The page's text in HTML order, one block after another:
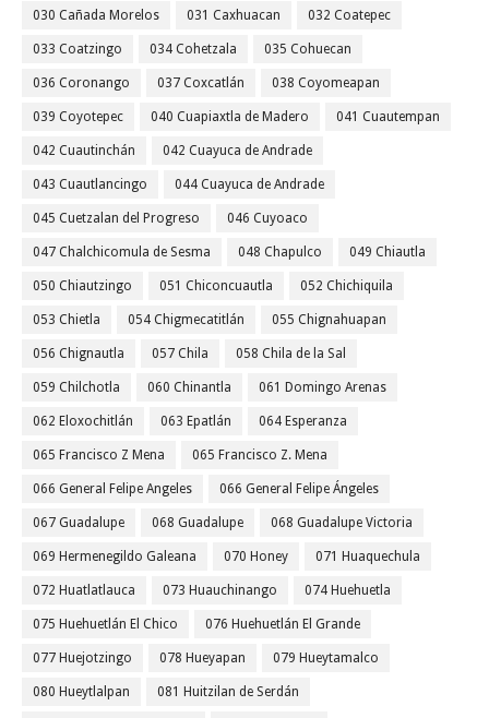
030 Cañada Morelos 031 Caxhuacan 032 Coatepec
033 Coatzingo 034 Cohetzala 035 Cohuecan
036 Coronango 037 Coxcatlán 038 Coyomeapan
039 Coyotepec 040 Cuapiaxtla de Madero 041 Cuautempan
042 Cuautinchán 042 Cuayuca de Andrade
043 Cuautlancingo 044 Cuayuca de Andrade
045 Cuetzalan del Progreso 046 Cuyoaco
047 Chalchicomula de Sesma 048 Chapulco 049 Chiautla
050 Chiautzingo 051 Chiconcuautla 052 Chichiquila
053 Chietla 054 Chigmecatitlán 055 Chignahuapan
056 Chignautla 057 Chila 058 Chila de la Sal
059 Chilchotla 060 Chinantla 061 Domingo Arenas
062 Eloxochitlán 063 Epatlán 064 Esperanza
065 Francisco Z Mena 065 Francisco Z. Mena
066 General Felipe Angeles 066 General Felipe Ángeles
067 Guadalupe 068 Guadalupe 068 Guadalupe Victoria
069 Hermenegildo Galeana 070 Honey 071 Huaquechula
072 Huatlatlauca 073 Huauchinango 074 Huehuetla
075 Huehuetlán El Chico 076 Huehuetlán El Grande
077 Huejotzingo 078 Hueyapan 079 Hueytamalco
080 Hueytlalpan 081 Huitzilan de Serdán